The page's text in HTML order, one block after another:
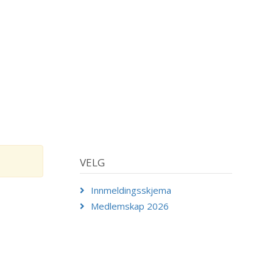
VELG
Innmeldingsskjema
Medlemskap 2026